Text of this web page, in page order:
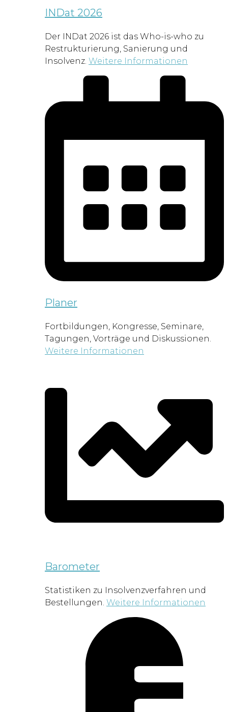
INDat 2026
Der INDat 2026 ist das Who-is-who zu
Restrukturierung, Sanierung und
Insolvenz. Weitere Informationen
Planer
Fortbildungen, Kongresse, Seminare,
Tagungen, Vorträge und Diskussionen.
Weitere Informationen
Barometer
Statistiken zu Insolvenzverfahren und
Bestellungen. Weitere Informationen